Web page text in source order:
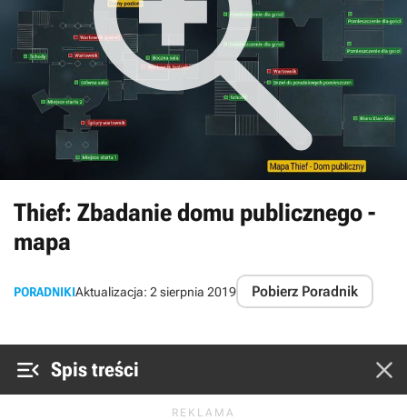
Thief: Zbadanie domu publicznego -
mapa
PORADNIKIAktualizacja: 2 sierpnia 2019 Pobierz Poradnik
 Spis treści 